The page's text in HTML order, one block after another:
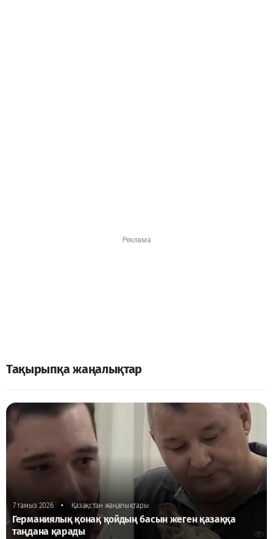
Тақырыпқа жаңалықтар
7 тамыз 2026 • Қазақстан жаңалықтары
Германиялық қонақ қойдың басын жеген қазаққа
таңдана қарады